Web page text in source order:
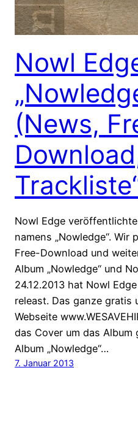
Nowl
(News,
Nowl Edge
namens „Nowledge“. Wir
Free-Download und
Album „Nowledge“ und
24.12.2013 hat Nowl
releast. Das ganze gratis
Webseite
das Cover um das Album
Album „Nowledge“…
7. Januar 2013